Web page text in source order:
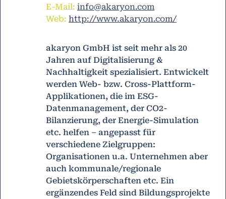
E-Mail: info@akaryon.com
Web: http://www.akaryon.com/
akaryon GmbH ist seit mehr als 20
Jahren auf Digitalisierung &
Nachhaltigkeit spezialisiert. Entwickelt
werden Web- bzw. Cross-Plattform-
Applikationen, die im ESG-
Datenmanagement, der CO2-
Bilanzierung, der Energie-Simulation
etc. helfen – angepasst für
verschiedene Zielgruppen:
Organisationen u.a. Unternehmen aber
auch kommunale/regionale
Gebietskörperschaften etc. Ein
ergänzendes Feld sind Bildungsprojekte